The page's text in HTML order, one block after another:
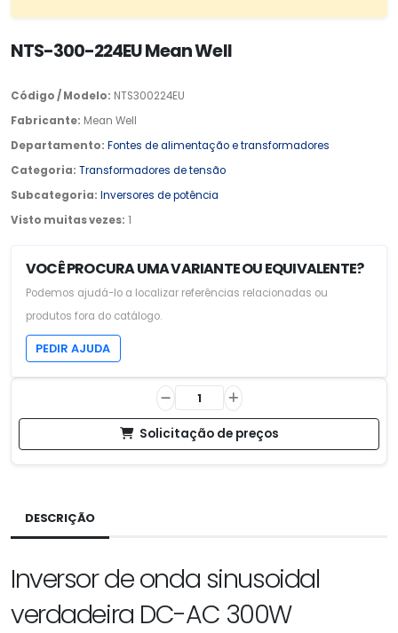
NTS-300-224EU Mean Well
Código / Modelo: NTS300224EU
Fabricante: Mean Well
Departamento: Fontes de alimentação e transformadores
Categoria: Transformadores de tensão
Subcategoria: Inversores de potência
Visto muitas vezes: 1
VOCÊ PROCURA UMA VARIANTE OU EQUIVALENTE?
Podemos ajudá-lo a localizar referências relacionadas ou
produtos fora do catálogo.
PEDIR AJUDA
Solicitação de preços
DESCRIÇÃO
Inversor de onda sinusoidal
verdadeira DC-AC 300W